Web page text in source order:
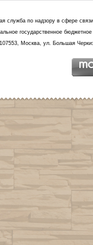
служба по надзору в сфере
государственное
107553, Москва, ул. Большая